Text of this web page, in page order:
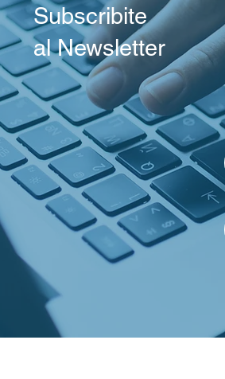
Argentina de IHRA
Subscribite
al Newsletter